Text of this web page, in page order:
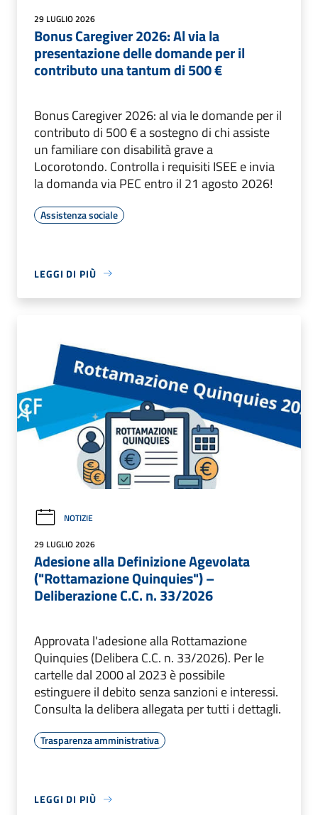
29 LUGLIO 2026
Bonus Caregiver 2026: Al via la
presentazione delle domande per il
contributo una tantum di 500 €
Bonus Caregiver 2026: al via le domande per il
contributo di 500 € a sostegno di chi assiste
un familiare con disabilità grave a
Locorotondo. Controlla i requisiti ISEE e invia
la domanda via PEC entro il 21 agosto 2026!
Assistenza sociale
LEGGI DI PIÙ
NOTIZIE
29 LUGLIO 2026
Adesione alla Definizione Agevolata
("Rottamazione Quinquies") –
Deliberazione C.C. n. 33/2026
Approvata l'adesione alla Rottamazione
Quinquies (Delibera C.C. n. 33/2026). Per le
cartelle dal 2000 al 2023 è possibile
estinguere il debito senza sanzioni e interessi.
Consulta la delibera allegata per tutti i dettagli.
Trasparenza amministrativa
LEGGI DI PIÙ